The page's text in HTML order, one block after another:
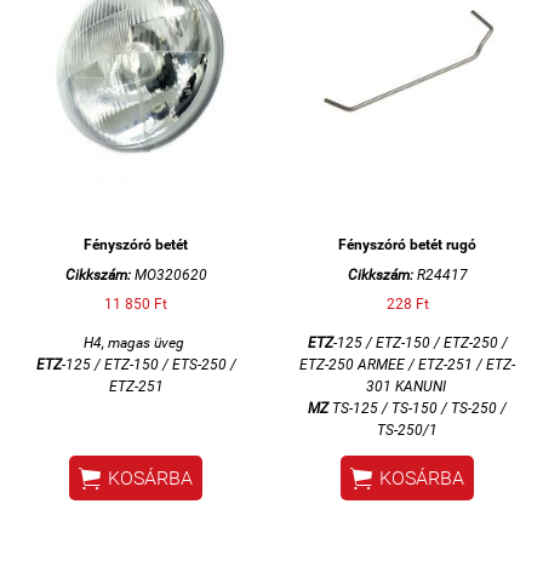
Fényszóró betét
Cikkszám:MO320620
11 850 Ft
H4, magas üveg
ETZ-125 / ETZ-150 / ETS-250 /
ETZ-251
 KOSÁRBA
Fényszóró betét rugó
Cikkszám:R24417
228 Ft
ETZ-125 / ETZ-150 / ETZ-250 /
ETZ-250 ARMEE / ETZ-251 / ETZ-
301 KANUNI
MZTS-125 / TS-150 / TS-250 /
TS-250/1
 KOSÁRBA